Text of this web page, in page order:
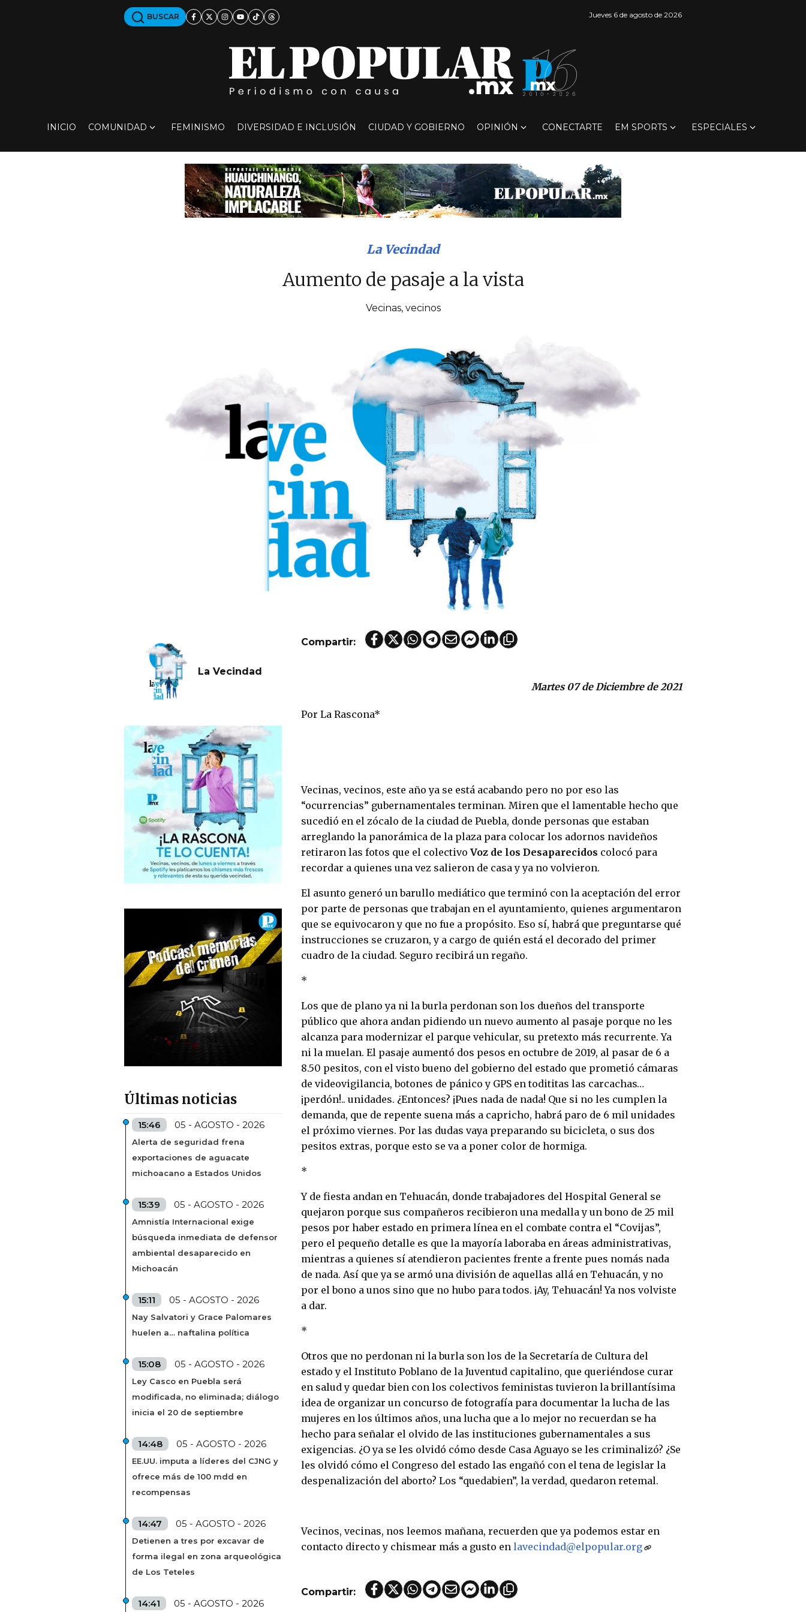
BUSCAR Jueves 6 de agosto de 2026
INICIO COMUNIDAD FEMINISMO DIVERSIDAD E INCLUSIÓN CIUDAD Y GOBIERNO OPINIÓN CONECTARTE EM SPORTS ESPECIALES
La Vecindad
Aumento de pasaje a la vista
Vecinas, vecinos
La Vecindad
Últimas noticias
15:46 05 - AGOSTO - 2026
Alerta de seguridad frena
exportaciones de aguacate
michoacano a Estados Unidos
15:39 05 - AGOSTO - 2026
Amnistía Internacional exige
búsqueda inmediata de defensor
ambiental desaparecido en
Michoacán
15:11 05 - AGOSTO - 2026
Nay Salvatori y Grace Palomares
huelen a… naftalina política
15:08 05 - AGOSTO - 2026
Ley Casco en Puebla será
modificada, no eliminada; diálogo
inicia el 20 de septiembre
14:48 05 - AGOSTO - 2026
EE.UU. imputa a líderes del CJNG y
ofrece más de 100 mdd en
recompensas
14:47 05 - AGOSTO - 2026
Detienen a tres por excavar de
forma ilegal en zona arqueológica
de Los Teteles
14:41 05 - AGOSTO - 2026
Compartir:
Martes 07 de Diciembre de 2021
Por La Rascona*
Vecinas, vecinos, este año ya se está acabando pero no por eso las
“ocurrencias” gubernamentales terminan. Miren que el lamentable hecho que
sucedió en el zócalo de la ciudad de Puebla, donde personas que estaban
arreglando la panorámica de la plaza para colocar los adornos navideños
retiraron las fotos que el colectivo Voz de los Desaparecidos colocó para
recordar a quienes una vez salieron de casa y ya no volvieron.
El asunto generó un barullo mediático que terminó con la aceptación del error
por parte de personas que trabajan en el ayuntamiento, quienes argumentaron
que se equivocaron y que no fue a propósito. Eso sí, habrá que preguntarse qué
instrucciones se cruzaron, y a cargo de quién está el decorado del primer
cuadro de la ciudad. Seguro recibirá un regaño.
*
Los que de plano ya ni la burla perdonan son los dueños del transporte
público que ahora andan pidiendo un nuevo aumento al pasaje porque no les
alcanza para modernizar el parque vehicular, su pretexto más recurrente. Ya
ni la muelan. El pasaje aumentó dos pesos en octubre de 2019, al pasar de 6 a
8.50 pesitos, con el visto bueno del gobierno del estado que prometió cámaras
de videovigilancia, botones de pánico y GPS en todititas las carcachas…
¡perdón!.. unidades. ¿Entonces? ¡Pues nada de nada! Que si no les cumplen la
demanda, que de repente suena más a capricho, habrá paro de 6 mil unidades
el próximo viernes. Por las dudas vaya preparando su bicicleta, o sus dos
pesitos extras, porque esto se va a poner color de hormiga.
*
Y de fiesta andan en Tehuacán, donde trabajadores del Hospital General se
quejaron porque sus compañeros recibieron una medalla y un bono de 25 mil
pesos por haber estado en primera línea en el combate contra el “Covijas”,
pero el pequeño detalle es que la mayoría laboraba en áreas administrativas,
mientras a quienes sí atendieron pacientes frente a frente pues nomás nada
de nada. Así que ya se armó una división de aquellas allá en Tehuacán, y no
por el bono a unos sino que no hubo para todos. ¡Ay, Tehuacán! Ya nos volviste
a dar.
*
Otros que no perdonan ni la burla son los de la Secretaría de Cultura del
estado y el Instituto Poblano de la Juventud capitalino, que queriéndose curar
en salud y quedar bien con los colectivos feministas tuvieron la brillantísima
idea de organizar un concurso de fotografía para documentar la lucha de las
mujeres en los últimos años, una lucha que a lo mejor no recuerdan se ha
hecho para señalar el olvido de las instituciones gubernamentales a sus
exigencias. ¿O ya se les olvidó cómo desde Casa Aguayo se les criminalizó? ¿Se
les olvidó cómo el Congreso del estado las engañó con el tena de legislar la
despenalización del aborto? Los “quedabien”, la verdad, quedaron retemal.
Vecinos, vecinas, nos leemos mañana, recuerden que ya podemos estar en
contacto directo y chismear más a gusto en lavecindad@elpopular.org
Compartir: